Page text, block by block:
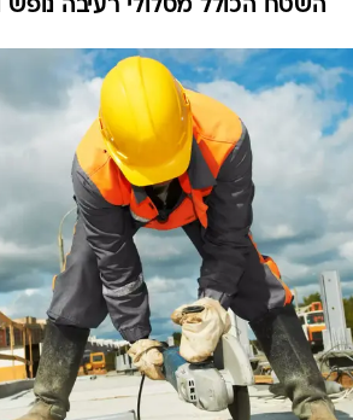
השטח הכולל מסלולי רעיבה נופש